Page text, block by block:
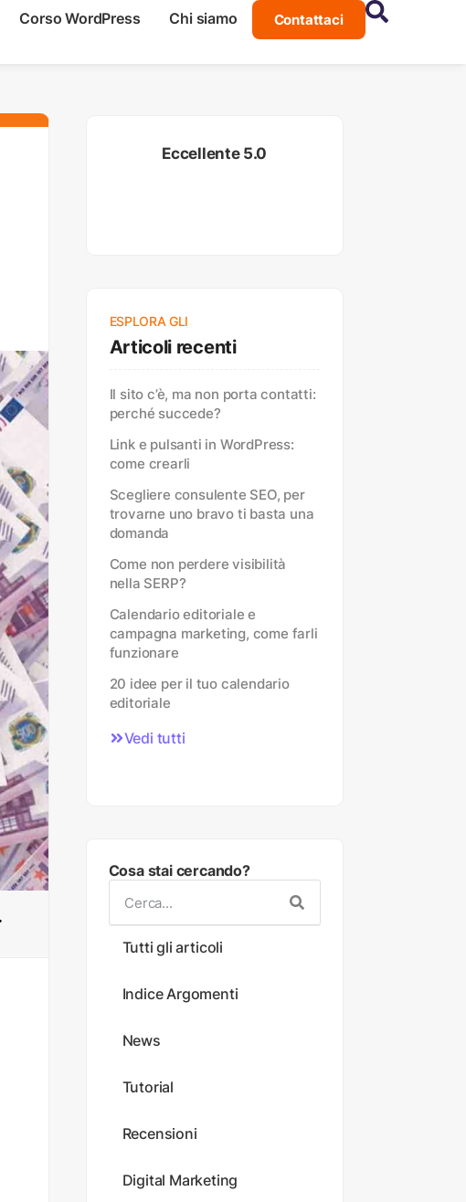
Corso WordPress Chi siamo Contattaci
Eccellente 5.0
ESPLORA GLI
Articoli recenti
Il sito c’è, ma non porta contatti:
perché succede?
Link e pulsanti in WordPress:
come crearli
Scegliere consulente SEO, per
trovarne uno bravo ti basta una
domanda
Come non perdere visibilità
nella SERP?
Calendario editoriale e
campagna marketing, come farli
funzionare
20 idee per il tuo calendario
editoriale
Vedi tutti
Cosa stai cercando?
Tutti gli articoli
Indice Argomenti
News
Tutorial
Recensioni
Digital Marketing